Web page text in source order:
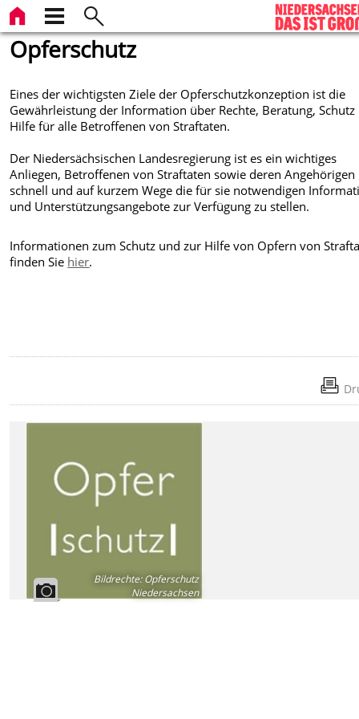
Opferschutz
Eines der wichtigsten Ziele der Opferschutzkonzeption ist die
Gewährleistung der Information über Rechte, Beratung,
Hilfe für alle Betroffenen von Straftaten.
Der Niedersächsischen Landesregierung ist es ein wichtiges
Anliegen, Betroffenen von Straftaten sowie deren Angehörigen
schnell und auf kurzem Wege die für sie notwendigen
und Unterstützungsangebote zur Verfügung zu stellen.
Informationen zum Schutz und zur Hilfe von Opfern von
finden Sie hier.
Bildrechte:Opferschutz
Niedersachsen